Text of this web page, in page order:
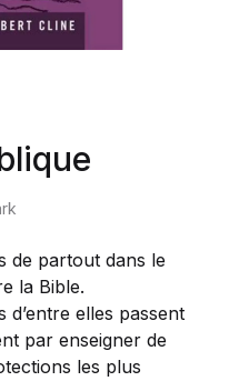
de partout dans le
la Bible.
elles passent
par enseigner de
les plus